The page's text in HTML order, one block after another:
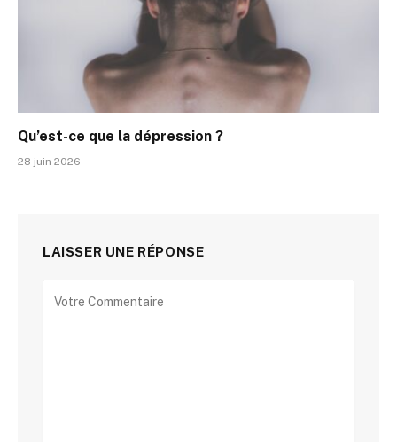
Qu’est-ce que la dépression ?
28 juin 2026
LAISSER UNE RÉPONSE